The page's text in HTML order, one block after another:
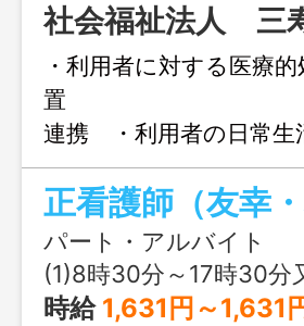
社会福祉法人 三
・利用者に対する医療的
置 ・医療
連携 ・利用者の日常生
利用者の生活状況等
新任研修、定期研修制度
す ＜正職員
変更範囲：変更なし
正看護師（友幸
パート・アルバイト
(1)8時30分～17時30分又は
時給 1,631円～1,631